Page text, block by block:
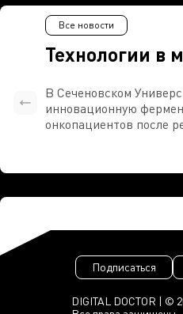
Технологии в
Все новости
В Сеченовском
инновационную
онкопациентов после
DIGITAL DOCTOR | ©
Подписаться